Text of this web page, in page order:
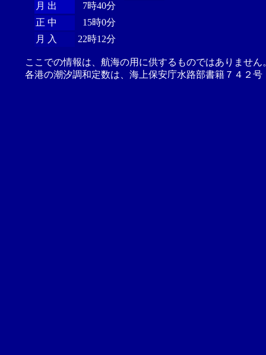
月 出
7時40分
正 中
15時0分
月 入
22時12分
ここでの情報は、航海の用に供するものではありませ
各港の潮汐調和定数は、海上保安庁水路部書籍７４２